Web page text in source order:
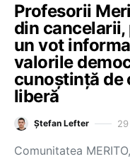
Profesorii
din
un vot
valorile
cunoștință de
liberă
Ștefan Lefter
Comunitatea